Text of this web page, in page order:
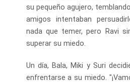
su pequeño agujero,
amigos intentaban
nada que temer, pero Ravi
superar su miedo.
Un día, Bala, Miki y Suri
enfrentarse a su miedo.